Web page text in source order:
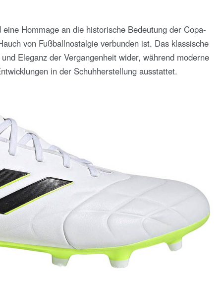
Hommage an die historische Bedeutung der Copa-
von Fußballnostalgie verbunden ist. Das klassische
Eleganz der Vergangenheit wider, während moderne
in der Schuhherstellung ausstattet.